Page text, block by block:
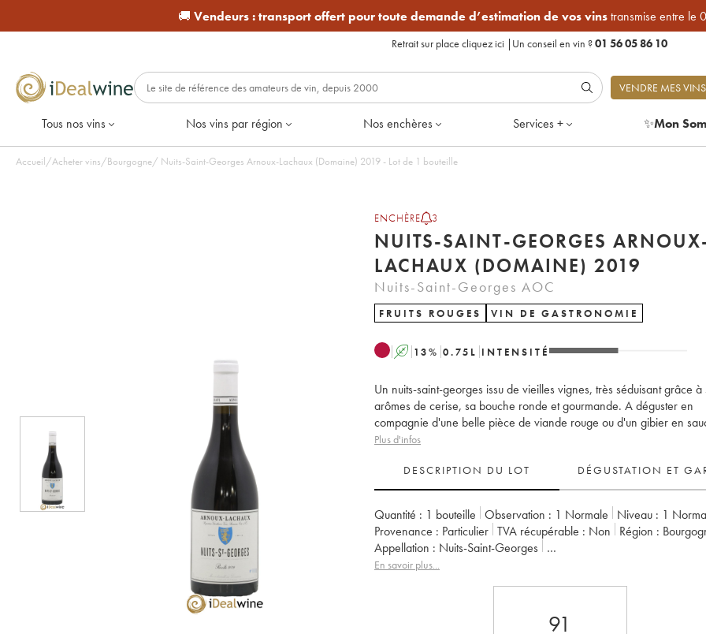
🚚 Vendeurs :transport offert pour toute demande d’estimation de vos vinstransmise entre le
Retrait sur place cliquez ici | Un conseil en vin ?01 56 05 86 10
VENDRE MES VINS
Tous nos vins Nos vins par région Nos enchères Services + ✨Mon
Accueil/Acheter vins/Bourgogne/ Nuits-Saint-Georges Arnoux-Lachaux (Domaine) 2019 - Lot de 1 bouteille
ENCHÈRE 3
NUITS-SAINT-GEORGES
LACHAUX (DOMAINE) 2019
Nuits-Saint-Georges AOC
FRUITS ROUGES VIN DE GASTRONOMIE
A 13% 0.75 L INTENSITÉ
Un nuits-saint-georges issu de vieilles vignes, très séduisant grâce à
arômes de cerise, sa bouche ronde et gourmande. A déguster en
compagnie d'une belle pièce de viande rouge ou d'un gibier en
Plus d'infos
DESCRIPTION DU LOT DÉGUSTATION ET
Quantité : 1 bouteille Observation : 1 Normale Niveau : 1
Provenance : particulier TVA récupérable : non Région :
Appellation :
Nuits-Saint-Georges
Propriétaire :
En savoir plus...
91